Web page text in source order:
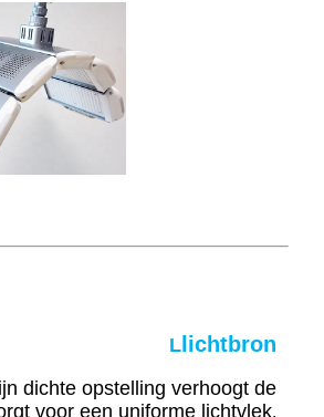
Llichtbron
dichte opstelling verhoogt de
voor een uniforme lichtvlek.